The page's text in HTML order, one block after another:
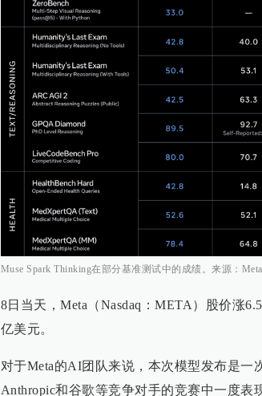
Muse Spark Thinking在部分基准测试中的成绩。来源：Meta
8日当天，Meta（Nasdaq：META）股价涨
亿美元。
对于Meta的AI团队来说，本次模型发布是一
Anthropic和谷歌等竞争对手的竞赛中一度表